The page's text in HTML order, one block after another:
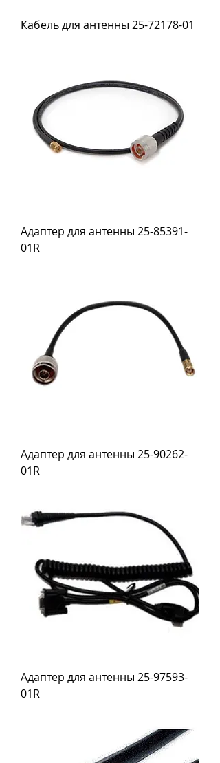
Кабель для антенны 25-72178-01
Адаптер для антенны 25-85391-
01R
Адаптер для антенны 25-90262-
01R
Адаптер для антенны 25-97593-
01R